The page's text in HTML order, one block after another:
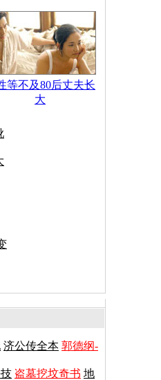
等不及80后丈夫长
大
济公传全本 郭德纲-
盗墓挖坟奇书 地